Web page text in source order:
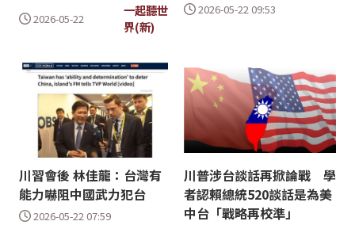
2026-05-22
一起聽世
界(新)
2026-05-22 09:53
川習會後 林佳龍：台灣有
能力嚇阻中國武力犯台
2026-05-22 07:59
川普涉台談話再掀論戰 學
者認賴總統520談話是為美
中台「戰略再校準」